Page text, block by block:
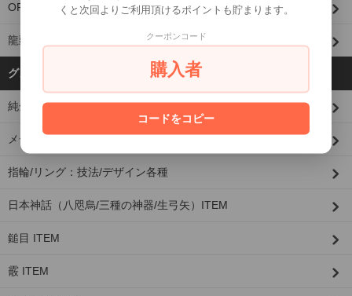
OPTION
龍頭限定
グループから探す
純金(K24)×シルバーシリーズ
メディア
指輪/リング：技法/デザイン各種
日本神話（八咫烏/三種の神器/生弓矢）ITEM
鎚目 ITEM
霰 ITEM
くと次回よりご利用頂けるポイントも貯まります。
クーポンコード
購入者
コードをコピー